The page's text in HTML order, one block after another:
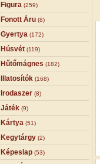
Figura (259)
Fonott Áru (8)
Gyertya (172)
Húsvét (119)
Hűtőmágnes (182)
Illatosítók (168)
Irodaszer (8)
Játék (9)
Kártya (51)
Kegytárgy (2)
Képeslap (53)